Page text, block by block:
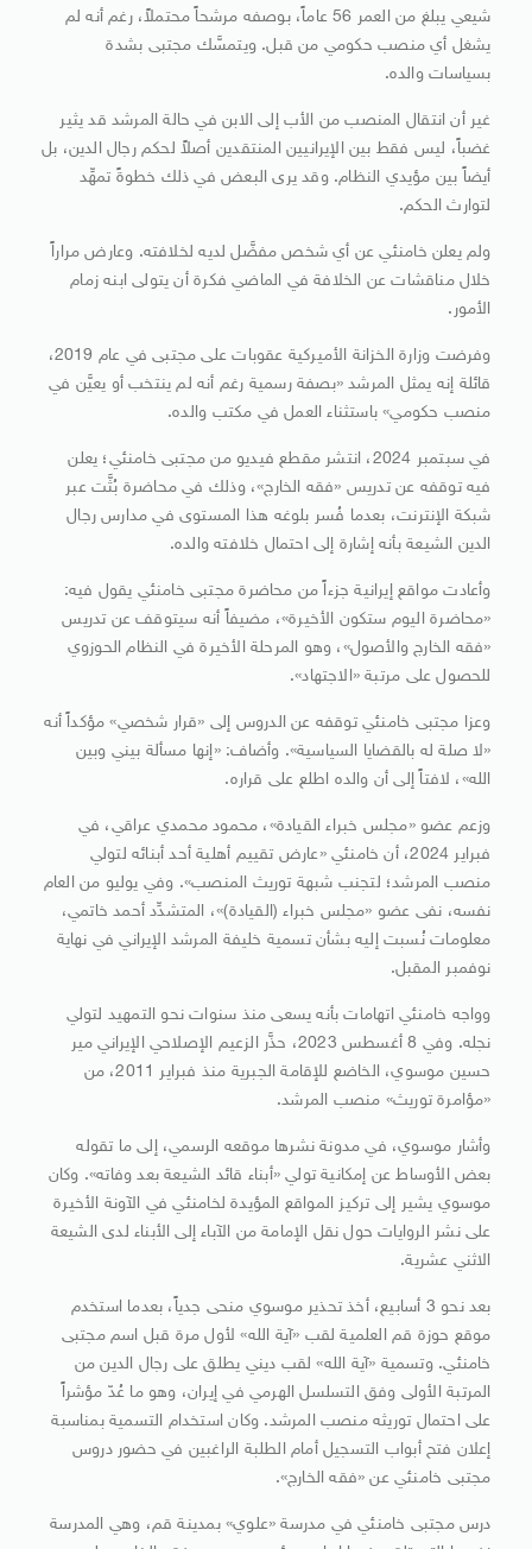
شيعي يبلغ من العمر 56 عاماً، بوصفه مرشحاً محتملاً، رغم أنه لم
يشغل أي منصب حكومي من قبل. ويتمسَّك مجتبى بشدة
بسياسات والده.
غير أن انتقال المنصب من الأب إلى الابن في حالة المرشد قد يثير
غضباً، ليس فقط بين الإيرانيين المنتقدين أصلاً لحكم رجال الدين، بل
أيضاً بين مؤيدي النظام. وقد يرى البعض في ذلك خطوةً تمهِّد
لتوارث الحكم.
ولم يعلن خامنئي عن أي شخص مفضَّل لديه لخلافته. وعارض مراراً
خلال مناقشات عن الخلافة في الماضي فكرة أن يتولى ابنه زمام
الأمور.
وفرضت وزارة الخزانة الأميركية عقوبات على مجتبى في عام 2019،
قائلة إنه يمثل المرشد «بصفة رسمية رغم أنه لم ينتخب أو يعيَّن في
منصب حكومي» باستثناء العمل في مكتب والده.
في سبتمبر 2024، انتشر مقطع فيديو من مجتبى خامنئي؛ يعلن
فيه توقفه عن تدريس «فقه الخارج»، وذلك في محاضرة بُثَّت عبر
شبكة الإنترنت، بعدما فُسر بلوغه هذا المستوى في مدارس رجال
الدين الشيعة بأنه إشارة إلى احتمال خلافته والده.
وأعادت مواقع إيرانية جزءاً من محاضرة مجتبى خامنئي يقول فيه:
«محاضرة اليوم ستكون الأخيرة»، مضيفاً أنه سيتوقف عن تدريس
«فقه الخارج والأصول»، وهو المرحلة الأخيرة في النظام الحوزوي
للحصول على مرتبة «الاجتهاد».
وعزا مجتبى خامنئي توقفه عن الدروس إلى «قرار شخصي» مؤكداً أنه
«لا صلة له بالقضايا السياسية». وأضاف: «إنها مسألة بيني وبين
الله»، لافتاً إلى أن والده اطلع على قراره.
وزعم عضو «مجلس خبراء القيادة»، محمود محمدي عراقي، في
فبراير 2024، أن خامنئي «عارض تقييم أهلية أحد أبنائه لتولي
منصب المرشد؛ لتجنب شبهة توريث المنصب». وفي يوليو من العام
نفسه، نفى عضو «مجلس خبراء (القيادة)»، المتشدِّد أحمد خاتمي،
معلومات نُسبت إليه بشأن تسمية خليفة المرشد الإيراني في نهاية
نوفمبر المقبل.
وواجه خامنئي اتهامات بأنه يسعى منذ سنوات نحو التمهيد لتولي
نجله. وفي 8 أغسطس 2023، حذَّر الزعيم الإصلاحي الإيراني مير
حسين موسوي، الخاضع للإقامة الجبرية منذ فبراير 2011، من
«مؤامرة توريث» منصب المرشد.
وأشار موسوي، في مدونة نشرها موقعه الرسمي، إلى ما تقوله
بعض الأوساط عن إمكانية تولي «أبناء قائد الشيعة بعد وفاته». وكان
موسوي يشير إلى تركيز المواقع المؤيدة لخامنئي في الآونة الأخيرة
على نشر الروايات حول نقل الإمامة من الآباء إلى الأبناء لدى الشيعة
الاثني عشرية.
بعد نحو 3 أسابيع، أخذ تحذير موسوي منحى جدياً، بعدما استخدم
موقع حوزة قم العلمية لقب «آية الله» لأول مرة قبل اسم مجتبى
خامنئي. وتسمية «آية الله» لقب ديني يطلق على رجال الدين من
المرتبة الأولى وفق التسلسل الهرمي في إيران، وهو ما عُدّ مؤشراً
على احتمال توريثه منصب المرشد. وكان استخدام التسمية بمناسبة
إعلان فتح أبواب التسجيل أمام الطلبة الراغبين في حضور دروس
مجتبى خامنئي عن «فقه الخارج».
درس مجتبی خامنئي في مدرسة «علوي» بمدينة قم، وهي المدرسة